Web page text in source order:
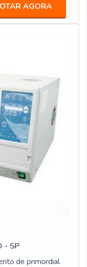
e tamanho de
Pesado (50
AGORA
- SP
de primordial